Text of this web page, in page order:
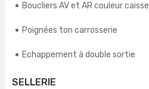
Boucliers AV et AR couleur caisse
Poignées ton carrosserie
Echappement à double sortie
SELLERIE